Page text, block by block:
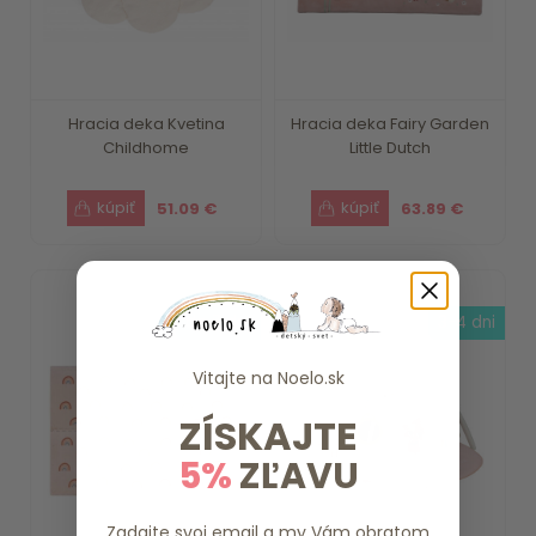
Hracia deka Kvetina
Childhome
51.09 €
Hracia deka Fairy Garden
Little Dutch
63.89 €
do 7 dní 3-4 dni
Vitajte na Noelo.sk
ZÍSKAJTE
5%ZĽAVU